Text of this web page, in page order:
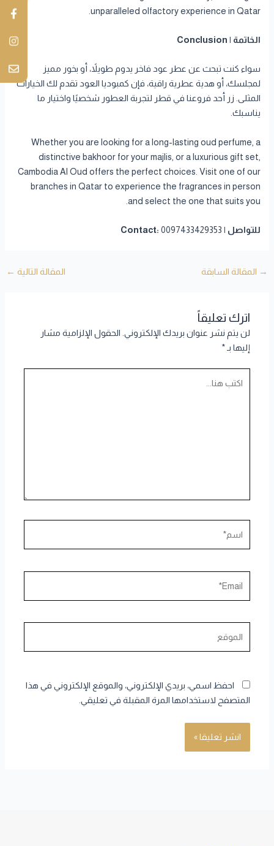
unparalleled olfactory experience in Qatar.
الخاتمة | Conclusion
سواء كنت تبحث عن عطر عود فاخر يدوم طويلاً، أو بخور مميز
لمجلسك، أو هدية عطرية راقية، فإن كمبوديا العود تقدم لك الخيارات
المثلى. زر أحد فروعنا في قطر لتجربة العطور شخصيًا واختيار ما
يناسبك.
Whether you are looking for a long-lasting oud perfume, a
distinctive bakhoor for your majlis, or a luxurious gift set,
Cambodia Al Oud offers the perfect choices. Visit one of our
branches in Qatar to experience the fragrances in person
and select the one that suits you.
للتواصل | Contact: 0097433429353
→ المقالة السابقة المقالة التالية ←
اترك تعليقاً
لن يتم نشر عنوان بريدك الإلكتروني. الحقول الإلزامية مشار
إليها بـ*
هنا...
احفظ اسمي، بريدي الإلكتروني، والموقع الإلكتروني في هذا
المتصفح لاستخدامها المرة المقبلة في تعليقي.